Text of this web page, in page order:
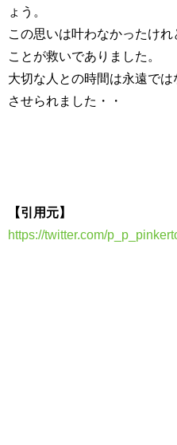
ょう。
この思いは叶わなかったけ
ことが救いでありました。
大切な人との時間は永遠で
させられました・・
【引用元】
https://twitter.com/